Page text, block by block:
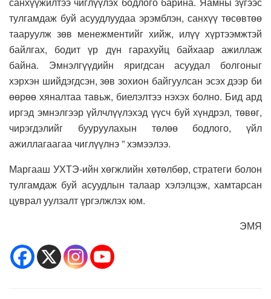
тулгамдаж буй асуудлуудаа эрэмблэн, санхүү төсөвтөө
тааруулж зөв менежментийг хийж, илүү хүртээмжтэй
байлгах, бодит үр дүн гарахуйц байхаар ажиллаж
байна. Эмнэлгүүдийн яригдсан асуудал болгоныг
хэрхэн шийдэгдсэн, зөв зохион байгуулсан эсэх дээр би
өөрөө хяналтаа тавьж, биелэлтээ нэхэх болно. Бид ард
иргэд эмнэлгээр үйлчлүүлэхэд үүсч буй хүндрэл, төвөг,
чирэгдэлийг бууруулахын төлөө бодлого, үйл
ажиллагаагаа чиглүүлнэ ” хэмээлээ.
Маргааш УХТЭ-ийн хөгжлийн хөтөлбөр, стратеги болон
тулгамдаж буй асуудлын талаар хэлэлцэж, хамтарсан
цуврал уулзалт үргэлжлэх юм.
ЭМЯ